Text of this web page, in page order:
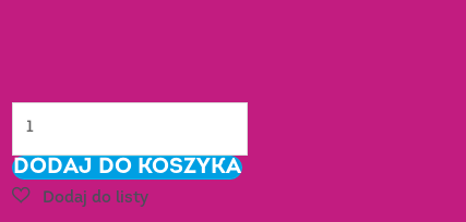
cukrowa
-
DODAJ DO KOSZYKA